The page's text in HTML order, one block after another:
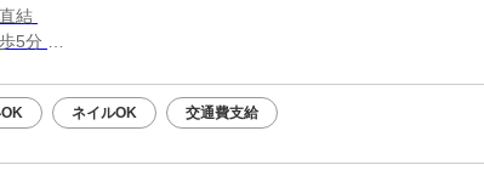
結
5分
ネイルOK 交通費支給